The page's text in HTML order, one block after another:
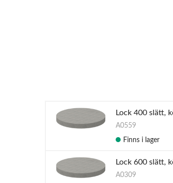
Lock 400 slätt,
A0559
Finns i lager
Lock 600 slätt,
A0309